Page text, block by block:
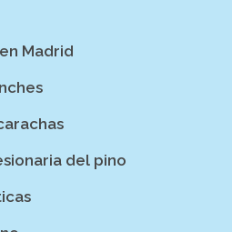
Madrid
del pino